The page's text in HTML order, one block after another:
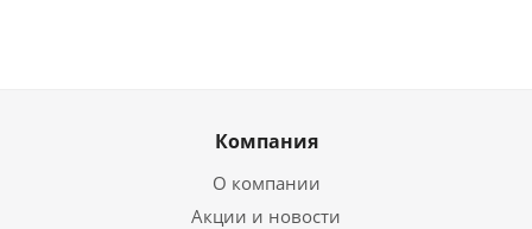
Компания
О компании
Акции и новости